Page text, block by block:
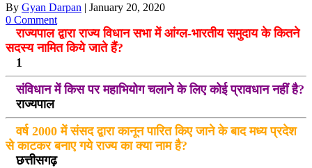
By Gyan Darpan | January 20, 2020
0 Comment
राज्यपाल द्वारा राज्य विधान सभा में आंग्ल-भारतीय समुदाय के कितने
सदस्य नामित किये जाते हैं?
1
संविधान में किस पर महाभियोग चलाने के लिए कोई प्रावधान नहीं है?
राज्यपाल
वर्ष 2000 में संसद द्वारा कानून पारित किए जाने के बाद मध्य प्रदेश
से काटकर बनाए गये राज्य का क्या नाम है?
छत्तीसगढ़